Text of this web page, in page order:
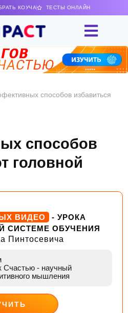
КОУЧА ТЕСТЫ ОНЛАЙН
способов избавиться
способов
головной
ВИДЕО
- УРОКА
СИСТЕМЕ ОБУЧЕНИЯ
Пинтосевича
Счастью - научный
мышления